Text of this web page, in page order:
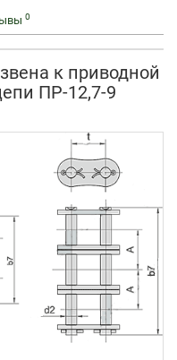
0
к приводной
ПР-12,7-9